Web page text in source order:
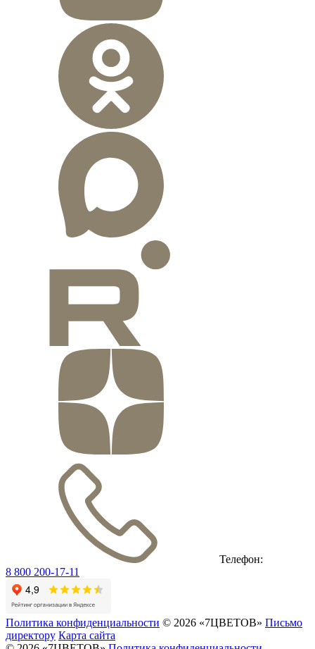
Телефон:
8 800 200-17-11
Политика конфиденциальности © 2026 «7ЦВЕТОВ» Письмо
директору Карта сайта